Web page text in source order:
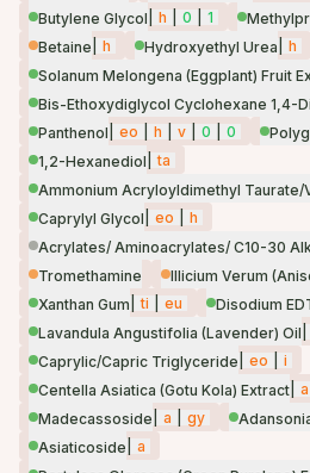
Butylene Glycol
h 0 1
Betaine
h Hydroxyethyl Urea
h
Solanum Melongena (Eggplant) Fruit
Bis-Ethoxydiglycol Cyclohexane 1,4-
Panthenol
eo h v 0 0
1,2-Hexanediol
ta
Ammonium Acryloyldimethyl Taurate/
Caprylyl Glycol
eo
h
Acrylates/ Aminoacrylates/ C10-30
Tromethamine
Illicium Verum
Xanthan Gum
ti eu
Disodium
Lavandula Angustifolia (Lavender) Oil
Caprylic/Capric Triglyceride
eo
i
Centella Asiatica (Gotu Kola) Extract a
Madecassoside
a gy
Asiaticoside
a